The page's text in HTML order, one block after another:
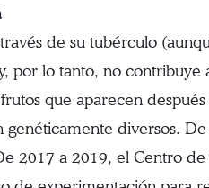
de su tubérculo
por lo tanto, no
que aparecen
diversos.
2017 a 2019, el Centro